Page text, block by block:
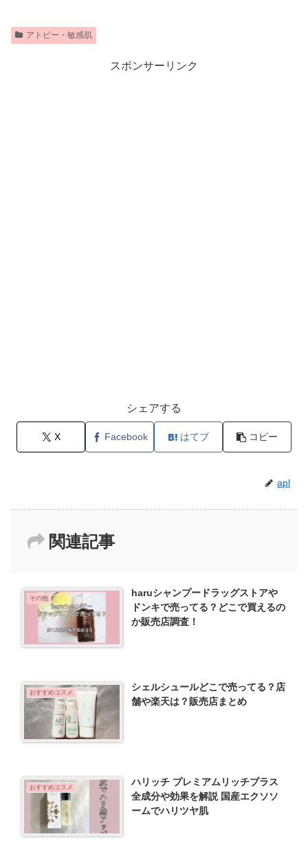
アトピー・敏感肌
スポンサーリンク
シェアする
X Facebook はてブ コピー
apl
関連記事
その他
haruシャンプードラッグストアや
ドンキで売ってる？どこで買えるの
か販売店調査！
おすすめコスメ
シェルシュールどこで売ってる？店
舗や楽天は？販売店まとめ
おすすめコスメ
ハリッチ プレミアムリッチプラス
全成分や効果を解説 国産エクソソ
ームでハリツヤ肌